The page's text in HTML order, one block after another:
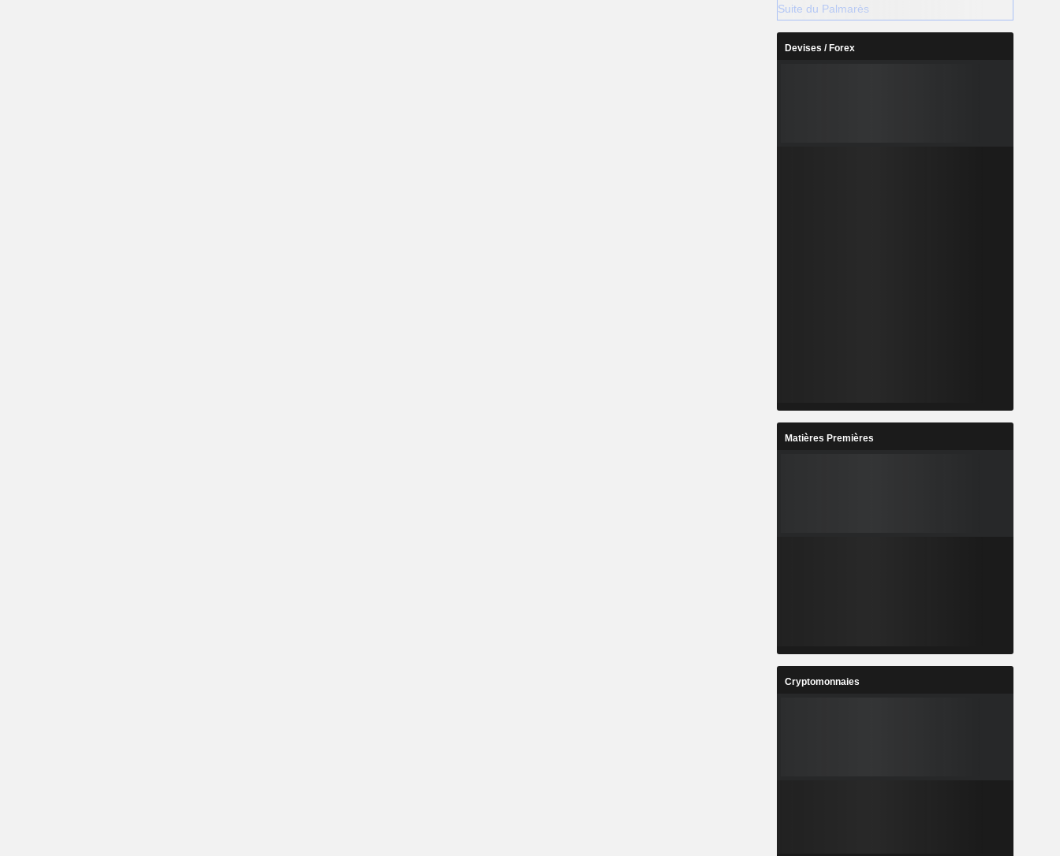
Suite du Palmarès
Devises / Forex
Matières Premières
Cryptomonnaies